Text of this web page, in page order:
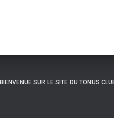
BIENVENUE SUR LE SITE DU TONUS